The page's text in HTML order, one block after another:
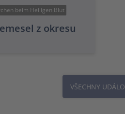
beim Heiligen Blut
z okresu
VŠECHNY